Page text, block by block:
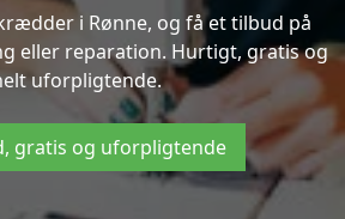
i Rønne, og få et tilbud på
eller reparation. Hurtigt, gratis og
uforpligtende.
gratis og uforpligtende